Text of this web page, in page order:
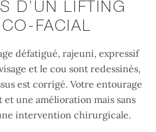
D’UN LIFTING
FACIAL
défatigué, rajeuni, expressif
et le cou sont redessinés,
est corrigé. Votre entourage
une amélioration mais sans
intervention chirurgicale.